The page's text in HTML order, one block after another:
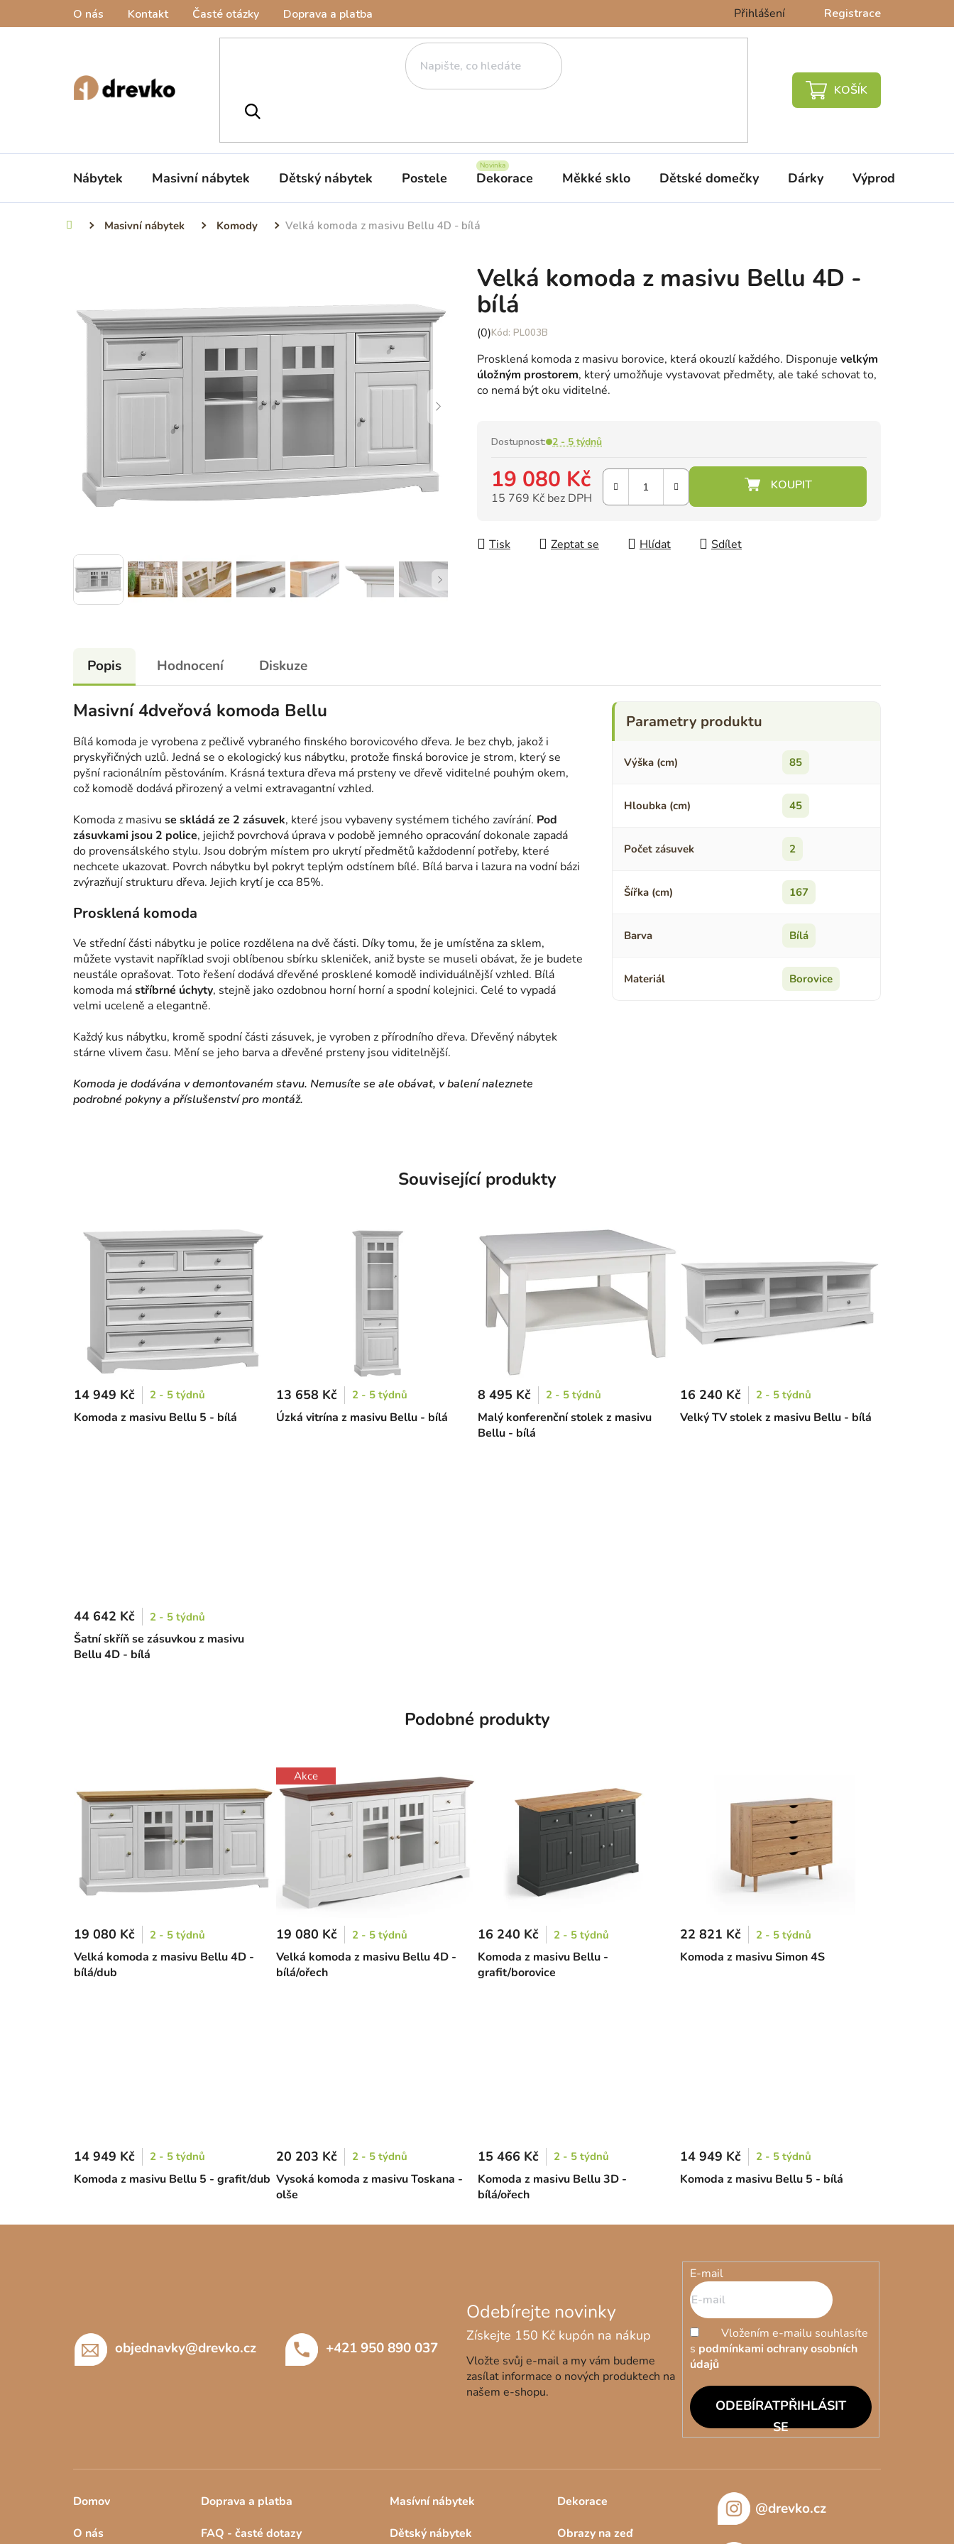
O nás Kontakt Časté otázky Doprava a platba Přihlášení Registrace
NÁKUPNÍ
Nábytek Masivní nábytek Dětský nábytek Postele Dekorace Měkké sklo Dětské domečky Dárky Výprodej %
Domů Masivní nábytek Komody Velká komoda z masivu Bellu 4D - bílá
Velká komoda z masivu Bellu 4D -
bílá
Průměrné
produktu
je
0,0
hvězdiček.
(0) PL003B
Prosklená komoda z masivu borovice, která okouzlí každého. Disponuje velkým
úložným prostorem, který umožňuje vystavovat předměty, ale také schovat to,
co nemá být oku viditelné.
Dostupnost: 2 - 5 týdnů
19 080 Kč
15 769 Kč bez DPH
Tisk
Zeptat se Hlídat Sdílet
Popis Hodnocení Diskuze
Masivní 4dveřová komoda Bellu
Bílá komoda je vyrobena z pečlivě vybraného finského borovicového dřeva. Je bez chyb, jakož i
pryskyřičných uzlů. Jedná se o ekologický kus nábytku, protože finská borovice je strom, který se
pyšní racionálním pěstováním. Krásná textura dřeva má prsteny ve dřevě viditelné pouhým okem,
což komodě dodává přirozený a velmi extravagantní vzhled.
Komoda z masivu se skládá ze 2 zásuvek, které jsou vybaveny systémem tichého zavírání. Pod
zásuvkami jsou 2 police, jejichž povrchová úprava v podobě jemného opracování dokonale zapadá
do provensálského stylu. Jsou dobrým místem pro ukrytí předmětů každodenní potřeby, které
nechcete ukazovat. Povrch nábytku byl pokryt teplým odstínem bílé. Bílá barva i lazura na vodní bázi
zvýrazňují strukturu dřeva. Jejich krytí je cca 85%.
Prosklená komoda
Ve střední části nábytku je police rozdělena na dvě části. Díky tomu, že je umístěna za sklem,
můžete vystavit například svoji oblíbenou sbírku skleniček, aniž byste se museli obávat, že je budete
neustále oprašovat. Toto řešení dodává dřevěné prosklené komodě individuálnější vzhled. Bílá
komoda mástříbrné úchyty, stejně jako ozdobnou horní horní a spodní kolejnici. Celé to vypadá
velmi uceleně a elegantně.
Každý kus nábytku, kromě spodní části zásuvek, je vyroben z přírodního dřeva. Dřevěný nábytek
stárne vlivem času. Mění se jeho barva a dřevěné prsteny jsou viditelnější.
Komoda je dodávána v demontovaném stavu. Nemusíte se ale obávat, v balení naleznete
podrobné pokyny a příslušenství pro montáž.
Výška (cm) 85
Hloubka (cm) 45
Počet zásuvek 2
Šířka (cm) 167
Barva Bílá
Materiál Borovice
Související produkty
Komoda z masivu Bellu 5 - bílá
14 949 Kč 2 - 5 týdnů
Úzká vitrína z masivu Bellu - bílá
13 658 Kč 2 - 5 týdnů
Malý konferenční stolek z masivu
Bellu - bílá
8 495 Kč 2 - 5 týdnů
Velký TV stolek z masivu Bellu - bílá
16 240 Kč 2 - 5 týdnů
Šatní skříň se zásuvkou z masivu
Bellu 4D - bílá
44 642 Kč 2 - 5 týdnů
Podobné produkty
Velká komoda z masivu Bellu 4D -
bílá/dub
19 080 Kč 2 - 5 týdnů
Akce
Velká komoda z masivu Bellu 4D -
bílá/ořech
19 080 Kč 2 - 5 týdnů
Komoda z masivu Bellu -
grafit/borovice
16 240 Kč 2 - 5 týdnů
Komoda z masivu Simon 4S
22 821 Kč 2 - 5 týdnů
Komoda z masivu Bellu 5 - grafit/dub
14 949 Kč 2 - 5 týdnů
Vysoká komoda z masivu Toskana -
olše
20 203 Kč 2 - 5 týdnů
Komoda z masivu Bellu 3D -
bílá/ořech
15 466 Kč 2 - 5 týdnů
Komoda z masivu Bellu 5 - bílá
14 949 Kč 2 - 5 týdnů
objednavky@drevko.cz +421 950 890 037
Vložte svůj e-mail a my vám budeme
zasílat informace o nových produktech na
našem e-shopu.
E-mail
Vložením e-mailu souhlasíte
s podmínkami ochrany osobních
údajů
PŘIHLÁSIT
SE
Domov
O nás
Doprava a platba
FAQ - časté dotazy
Masívní nábytek
Dětský nábytek
Dekorace
Obrazy na zeď
@drevko.cz